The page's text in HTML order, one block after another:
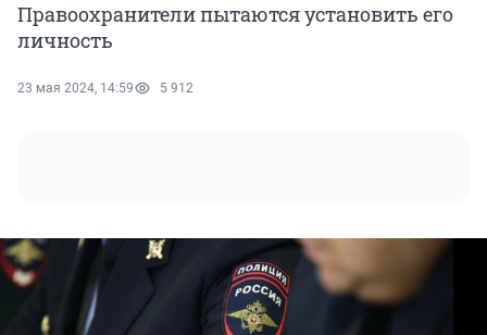
Правоохранители пытаются установить его
личность
23 мая 2024, 14:59 5 912